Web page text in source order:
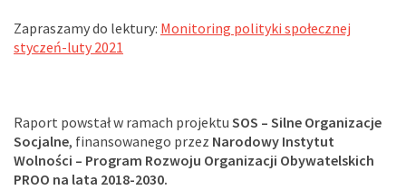
Zapraszamy do lektury: Monitoring polityki społecznej
styczeń-luty 2021
Raport powstał w ramach projektu SOS – Silne Organizacje
Socjalne, finansowanego przez Narodowy Instytut
Wolności – Program Rozwoju Organizacji Obywatelskich
PROO na lata 2018-2030.